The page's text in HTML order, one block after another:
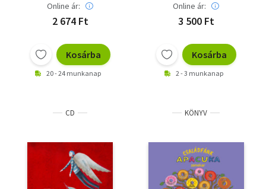
Online ár:
2 674 Ft
Kosárba
20 - 24 munkanap
Online ár:
3 500 Ft
Kosárba
2 - 3 munkanap
CD KÖNYV